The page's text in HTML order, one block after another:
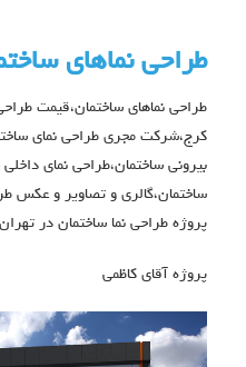
طراحی نماهای
طراحی نماهای ساختمان،قیمت
کرج،شرکت مجری طراحی نمای
بیرونی ساختمان،طراحی نمای
ساختمان،گالری و تصاویر و عکس
پروژه طراحی نما ساختمان در
پروژه آقای کاظمی